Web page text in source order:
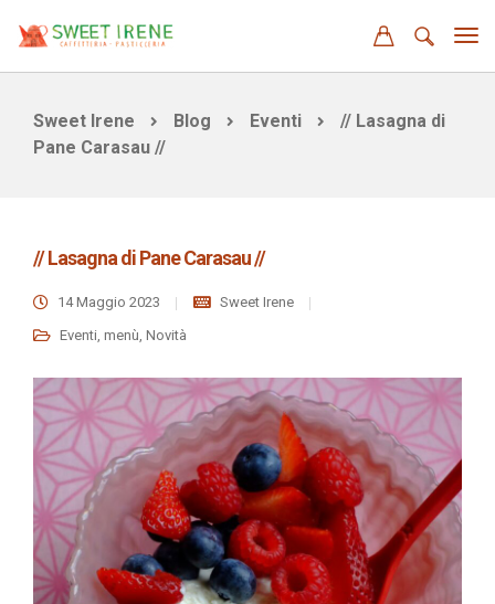
Sweet Irene Blog Eventi
// Lasagna di
Pane Carasau //
// Lasagna di Pane Carasau //
14 Maggio 2023
Sweet Irene
Eventi, menù, Novità